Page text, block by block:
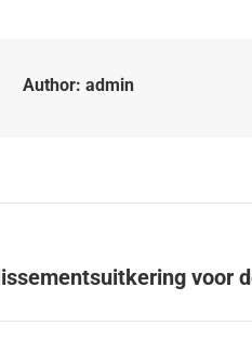
Author: admin
voor